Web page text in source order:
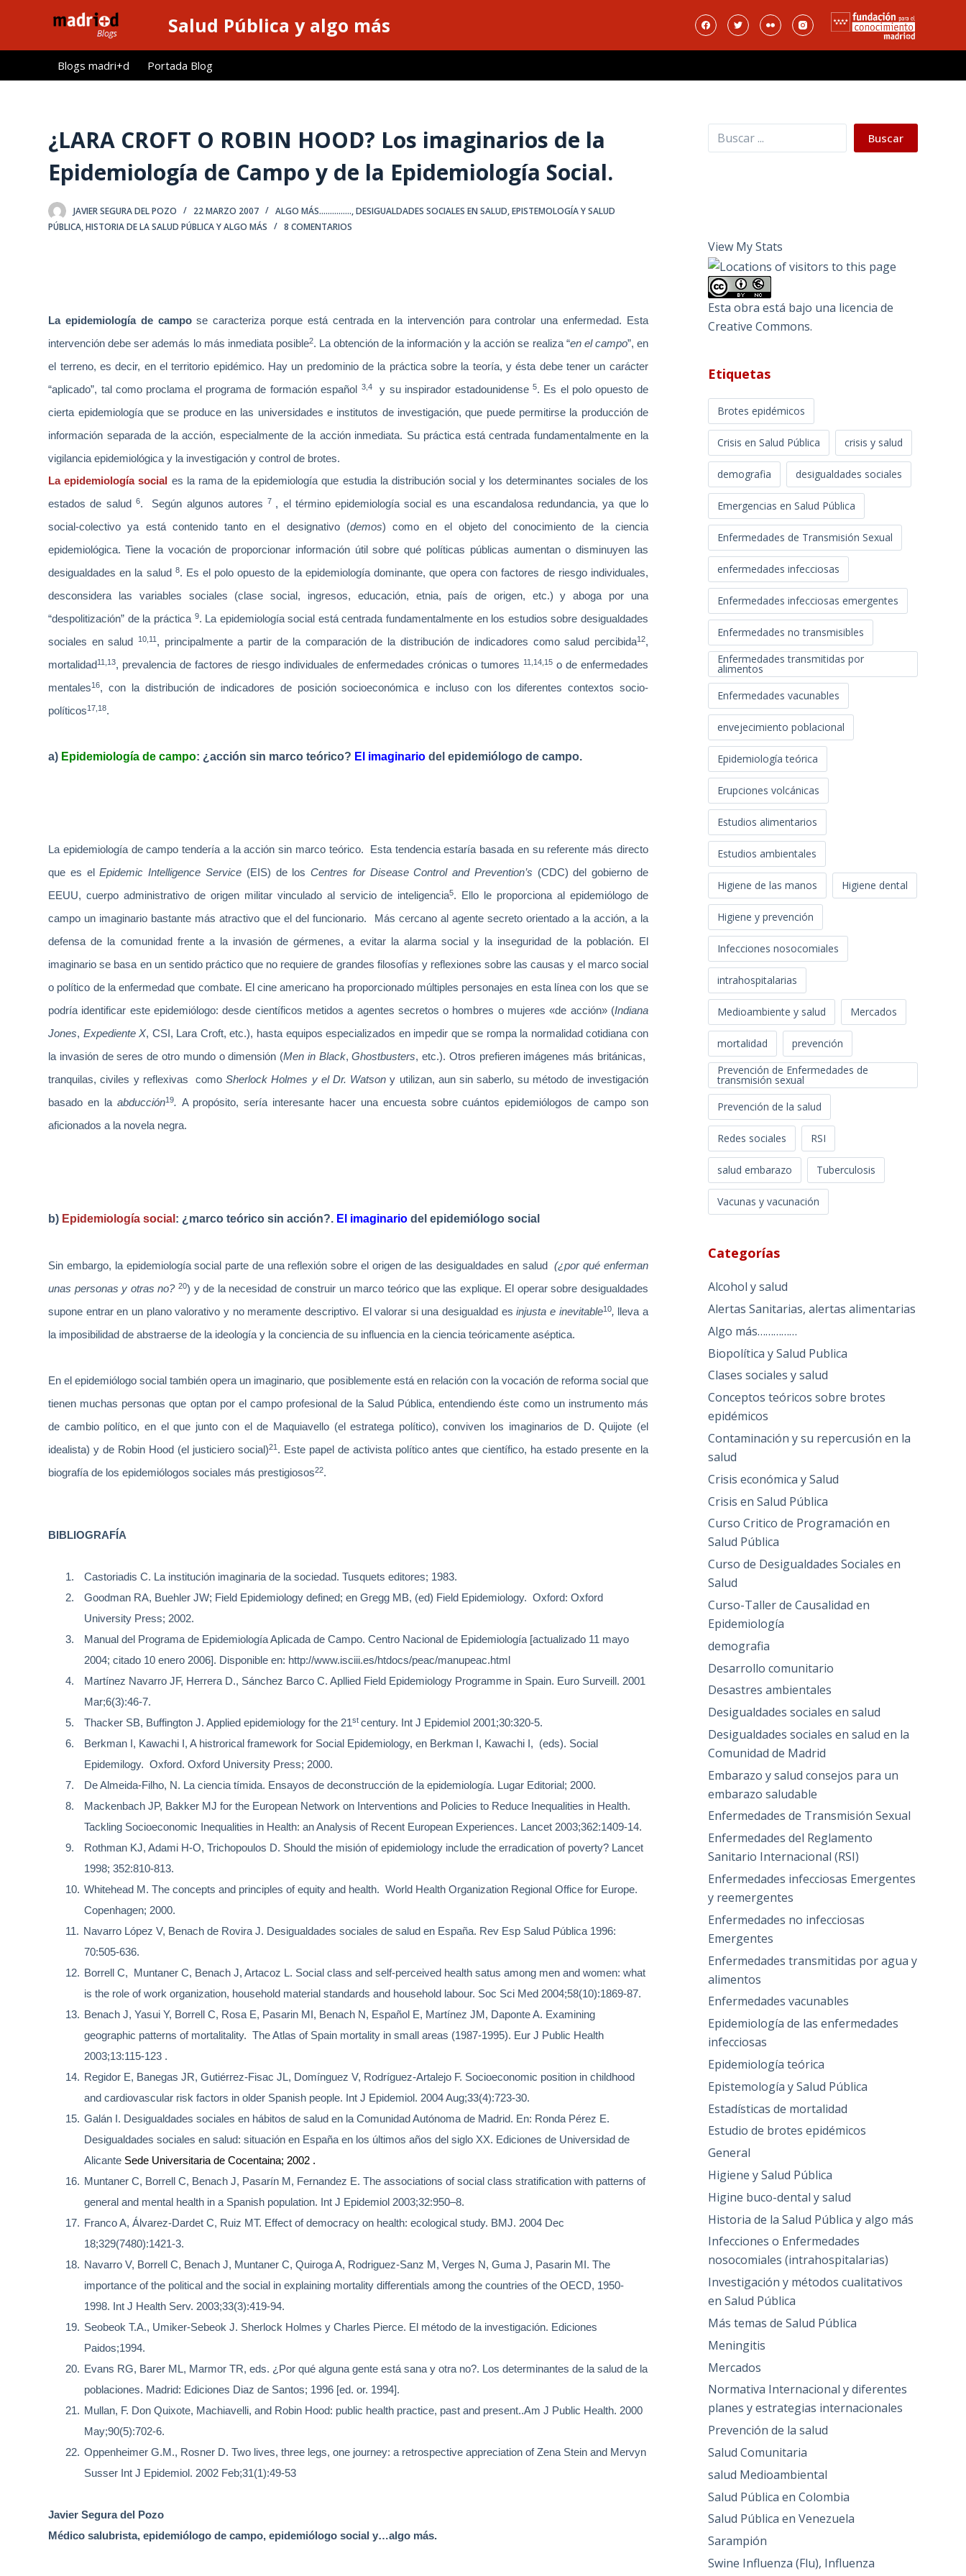
l
Salud Pública y algo más
Blogs madri+d Portada Blog
¿LARA CROFT O ROBIN HOOD? Los imaginarios de la
Epidemiología de Campo y de la Epidemiología Social.
JAVIER SEGURA DEL POZO 22 MARZO 2007 ALGO MÁS...............,DESIGUALDADES SOCIALES EN SALUD,EPISTEMOLOGÍA Y SALUD
PÚBLICA,HISTORIA DE LA SALUD PÚBLICA Y ALGO MÁS 8 COMENTARIOS
La epidemiología de campose caracteriza porque está centrada en la intervención para controlar una enfermedad. Esta
intervención debe ser además lo más inmediata posible2. Laobtención de la información y la acción se realiza “en el campo”, en
el terreno, es decir, en el territorio epidémico. Hay un predominio de la práctica sobre la teoría, y ésta debe tener un carácter
“aplicado”, tal como proclama el programa de formación español
3,4 y su inspirador estadounidense 5. Es el polo opuesto de
cierta epidemiología que se produce en las universidades e institutos de investigación, que puede permitirse la producción de
información separada de la acción, especialmente de la acción inmediata. Su práctica está centrada fundamentalmente en la
vigilancia epidemiológica y la investigación y control de brotes.
La epidemiología social es la rama de la epidemiología que estudia la distribución social y los determinantes sociales de los
estados de salud
6. Según algunos autores 7 , el término epidemiología social es una escandalosa redundancia, ya que lo
social-colectivo ya está contenido tanto en el designativo (demos) como en el objeto del conocimiento de la ciencia
epidemiológica. Tiene la vocación de proporcionar información útil sobre qué políticas públicas aumentan o disminuyen las
desigualdades en la salud 8. Es el polo opuesto de la epidemiología dominante, que opera con factores de riesgo individuales,
desconsidera las variables sociales (clase social, ingresos, educación, etnia, país de origen, etc.) y aboga por una
“despolitización” de la práctica 9. La epidemiología social está centrada fundamentalmente en los estudios sobre desigualdades
sociales en salud10,11 , principalmente a partir de la comparación de la distribución de indicadores como salud percibida12,
mortalidad11,13, prevalencia de factores de riesgo individuales de enfermedades crónicas o tumores11,14,15 o de enfermedades
mentales16, con la distribución de indicadores de posición socioeconómica e incluso con los diferentes contextos socio-
políticos17,18.
a) Epidemiología de campo: ¿acción sin marco teórico? El imaginario del epidemiólogo de campo.
La epidemiología de campo tendería a la acción sin marco teórico.
Esta tendencia estaría basada en su referente más directo
que es elEpidemic Intelligence Service (EIS) de losCentres for Disease Control and Prevention’s (CDC) del gobierno de
EEUU, cuerpo administrativo de origen militar vinculado al servicio de inteligencia5. Ello le proporciona al epidemiólogo de
campo un imaginario bastante más atractivo que el del funcionario.
Más cercano al agente secreto orientado a la acción, a la
defensa de la comunidad frente a la invasión de gérmenes, a evitar la alarma social y la inseguridad de la población. El
imaginario se basa en un sentido práctico que no requiere de grandes filosofías y reflexiones sobre las causas y el marco social
o político de la enfermedad que combate. El cine americano ha proporcionado múltiples personajes en esta línea con los que se
podría identificar este epidemiólogo: desde científicos metidos a agentes secretos o hombres o mujeres «de acción» (Indiana
Jones, Expediente X, CSI, Lara Croft, etc.), hasta equipos especializados en impedir que se rompa la normalidad cotidiana con
la invasión de seres de otro mundo o dimensión (Men in Black,Ghostbusters, etc.). Otros prefieren imágenes más británicas,
tranquilas, civiles y reflexivas
comoSherlock Holmes y el Dr. Watsony utilizan, aun sin saberlo, su método de investigación
basado en la abducción19. A propósito, sería interesante hacer una encuesta sobre cuántos epidemiólogos de campo son
aficionados a la novela negra.
b) Epidemiología social : ¿marco teórico sin acción?. El imaginario del epidemiólogo social
Sin embargo, la epidemiología social parte de una reflexión sobre el origen de las desigualdades en salud
(¿por qué enferman
unas personas y otras no? 20) y de la necesidad de construir un marco teórico que las explique. El operar sobre desigualdades
supone entrar en un plano valorativo y no meramente descriptivo. El valorar si una desigualdad esinjusta e inevitable10, lleva a
la imposibilidad de abstraerse de la ideología y la conciencia de su influencia en la ciencia teóricamente aséptica.
En el epidemiólogo social también opera un imaginario, que posiblemente está en relación con la vocación de reforma social que
tienen muchas personas que optan por el campo profesional de la Salud Pública, entendiendo éste como un instrumento más
de cambio político, en el que junto con el de Maquiavello (el estratega político), conviven los imaginarios de D. Quijote (el
idealista) y de Robin Hood (el justiciero social)21 . Este papel de activista político antes que científico, ha estado presente en la
biografía de los epidemiólogos sociales más prestigiosos22.
BIBLIOGRAFÍA
1.
Castoriadis C. La institución imaginaria de la sociedad. Tusquets editores; 1983.
2.
Goodman RA, Buehler JW; Field Epidemiology defined; en Gregg MB, (ed) Field Epidemiology. Oxford: Oxford
University Press; 2002.
3.
Manual del Programa de Epidemiología Aplicada de Campo. Centro Nacional de Epidemiología [actualizado 11 mayo
2004; citado 10 enero 2006]. Disponible en: http://www.isciii.es/htdocs/peac/manupeac.html
4.
Martínez Navarro JF, Herrera D., Sánchez Barco C. Apllied Field Epidemiology Programme in Spain. Euro Surveill. 2001
Mar;6(3):46-7.
5.
Thacker SB, Buffington J. Applied epidemiology for the 21st century. Int J Epidemiol 2001;30:320-5.
6.
Berkman I, Kawachi I, A histrorical framework for Social Epidemiology, en Berkman I, Kawachi I,
(eds). Social
Epidemilogy. Oxford.Oxford University Press; 2000.
7.
De Almeida-Filho, N. La ciencia tímida. Ensayos de deconstrucción de la epidemiología. Lugar Editorial; 2000.
8.
Mackenbach JP, Bakker MJ for the European Network on Interventions and Policies to Reduce Inequalities in Health.
Tackling Socioeconomic Inequalities in Health: an Analysis of Recent European Experiences. Lancet 2003;362:1409-14.
9.
Rothman KJ, Adami H-O, Trichopoulos D. Should the misión of epidemiology include the erradication of poverty? Lancet
1998; 352:810-813.
10. Whitehead M.The concepts and principles of equity and health. World Health Organization Regional Office for Europe.
Copenhagen; 2000.
11. Navarro López V, Benach de Rovira J. Desigualdades sociales de salud en España. Rev Esp Salud Pública 1996:
70:505-636.
12. Borrell C,
Muntaner C, Benach J, Artacoz L. Social class and self-perceived health satus among men and women: what
is the role of work organization, household material standards and household labour. Soc Sci Med 2004;58(10):1869-87.
13. Benach J, Yasui Y, Borrell C, Rosa E, Pasarin MI, Benach N, Español E, Martínez JM, Daponte A. Examining
geographic patterns of mortalitality. The Atlas of Spain mortality in small areas (1987-1995). Eur J Public Health
2003;13:115-123 .
14. Regidor E, Banegas JR, Gutiérrez-Fisac JL, Domínguez V, Rodríguez-Artalejo F. Socioeconomic position in childhood
and cardiovascular risk factors in older Spanish people. Int J Epidemiol. 2004 Aug;33(4):723-30.
15. Galán I. Desigualdades sociales en hábitos de salud en la Comunidad Autónoma de Madrid. En: Ronda Pérez E.
Desigualdades sociales en salud: situación en España en los últimos años del siglo XX. Ediciones de Universidad de
Alicante Sede Universitaria de Cocentaina; 2002 .
16. Muntaner C, Borrell C, Benach J, Pasarín M, Fernandez E. The associations of social class stratification with patterns of
general and mental health in a Spanish population.
Int J Epidemiol 2003;32:950–8.
17. Franco A, Álvarez-Dardet C, Ruiz MT. Effect of democracy on health: ecological study. BMJ. 2004 Dec
18;329(7480):1421-3.
18. Navarro V, Borrell C, Benach J, Muntaner C, Quiroga A, Rodriguez-Sanz M, Verges N, Guma J, Pasarin MI. The
importance of the political and the social in explaining mortality differentials among the countries of the OECD, 1950-
1998. Int J Health Serv. 2003;33(3):419-94.
19. Seobeok T.A., Umiker-Sebeok J. Sherlock Holmes y Charles Pierce. El método de la investigación. Ediciones
Paidos;1994.
20. Evans RG, Barer ML, Marmor TR, eds. ¿Por qué alguna gente está sana y otra no?. Los determinantes de la salud de la
poblaciones. Madrid: Ediciones Diaz de Santos; 1996 [ed. or. 1994].
21. Mullan, F. Don Quixote, Machiavelli, and Robin Hood: public health practice, past and present..Am J Public Health. 2000
May;90(5):702-6.
22. Oppenheimer G.M., Rosner D. Two lives, three legs, one journey: a retrospective appreciation of Zena Stein and Mervyn
Susser Int J Epidemiol. 2002 Feb;31(1):49-53
Javier Segura del Pozo
Médico salubrista, epidemiólogo de campo, epidemiólogo social y…algo más.
Buscar Buscar
View My Stats
Esta obra está bajo una licencia de
Creative Commons.
Etiquetas
Brotes epidémicos
Crisis en Salud Pública crisis y salud
demografia desigualdades sociales
Emergencias en Salud Pública
Enfermedades de Transmisión Sexual
enfermedades infecciosas
Enfermedades infecciosas emergentes
Enfermedades no transmisibles
Enfermedades transmitidas por
alimentos
Enfermedades vacunables
envejecimiento poblacional
Epidemiología teórica
Erupciones volcánicas
Estudios alimentarios
Estudios ambientales
Higiene de las manos Higiene dental
Higiene y prevención
Infecciones nosocomiales
intrahospitalarias
Medioambiente y salud Mercados
mortalidad
prevención
Prevención de Enfermedades de
transmisión sexual
Prevención de la salud
Redes sociales RSI
salud embarazo Tuberculosis
Vacunas y vacunación
Categorías
Alcohol y salud
Alertas Sanitarias, alertas alimentarias
Algo más……………
Biopolítica y Salud Publica
Clases sociales y salud
Conceptos teóricos sobre brotes
epidémicos
Contaminación y su repercusión en la
salud
Crisis económica y Salud
Crisis en Salud Pública
Curso Critico de Programación en
Salud Pública
Curso de Desigualdades Sociales en
Salud
Curso-Taller de Causalidad en
Epidemiología
demografia
Desarrollo comunitario
Desastres ambientales
Desigualdades sociales en salud
Desigualdades sociales en salud en la
Comunidad de Madrid
Embarazo y salud consejos para un
embarazo saludable
Enfermedades de Transmisión Sexual
Enfermedades del Reglamento
Sanitario Internacional (RSI)
Enfermedades infecciosas Emergentes
y reemergentes
Enfermedades no infecciosas
Emergentes
Enfermedades transmitidas por agua y
alimentos
Enfermedades vacunables
Epidemiología de las enfermedades
infecciosas
Epidemiología teórica
Epistemología y Salud Pública
Estadísticas de mortalidad
Estudio de brotes epidémicos
General
Higiene y Salud Pública
Higine buco-dental y salud
Historia de la Salud Pública y algo más
Infecciones o Enfermedades
nosocomiales (intrahospitalarias)
Investigación y métodos cualitativos
en Salud Pública
Más temas de Salud Pública
Meningitis
Mercados
Normativa Internacional y diferentes
planes y estrategias internacionales
Prevención de la salud
Salud Comunitaria
salud Medioambiental
Salud Pública en Colombia
Salud Pública en Venezuela
Sarampión
Swine Influenza (Flu), Influenza